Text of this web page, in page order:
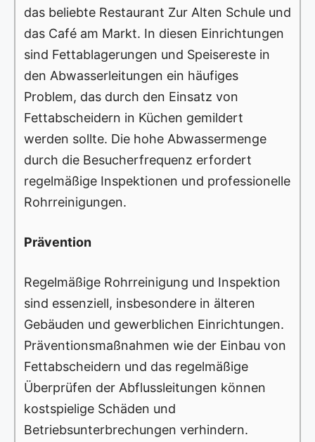
das beliebte Restaurant Zur Alten Schule und
das Café am Markt. In diesen Einrichtungen
sind Fettablagerungen und Speisereste in
den Abwasserleitungen ein häufiges
Problem, das durch den Einsatz von
Fettabscheidern in Küchen gemildert
werden sollte. Die hohe Abwassermenge
durch die Besucherfrequenz erfordert
regelmäßige Inspektionen und professionelle
Rohrreinigungen.
Prävention
Regelmäßige Rohrreinigung und Inspektion
sind essenziell, insbesondere in älteren
Gebäuden und gewerblichen Einrichtungen.
Präventionsmaßnahmen wie der Einbau von
Fettabscheidern und das regelmäßige
Überprüfen der Abflussleitungen können
kostspielige Schäden und
Betriebsunterbrechungen verhindern.